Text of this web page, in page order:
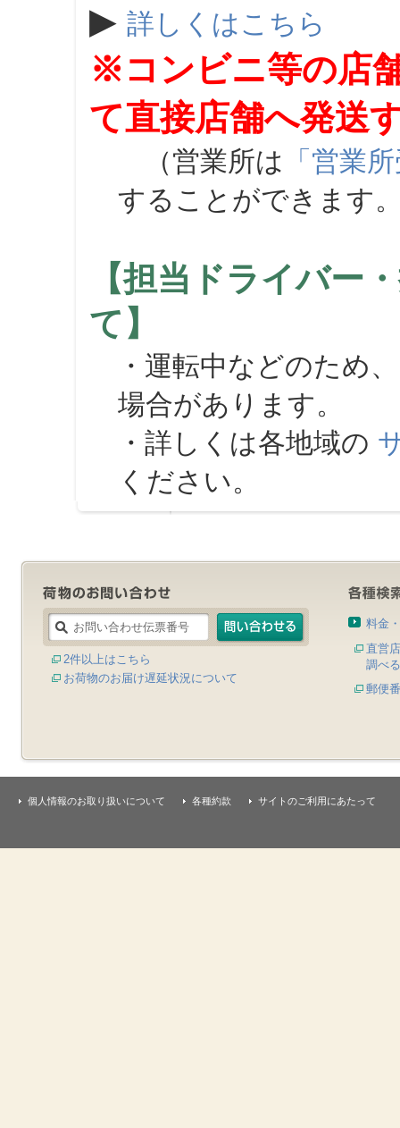
▶ 詳しくはこちら
※コンビニ等の店
て直接店舗へ発送
（営業所は 「営業
することができます
【担当ドライバー
て】
・運転中などのため
場合があります。
・詳しくは各地域の
ください。
2件以上はこちら
お荷物のお届け遅延状況について
料金
直営
調べる
郵便
個人情報のお取り扱いについて 各種約款 サイトのご利用にあたって